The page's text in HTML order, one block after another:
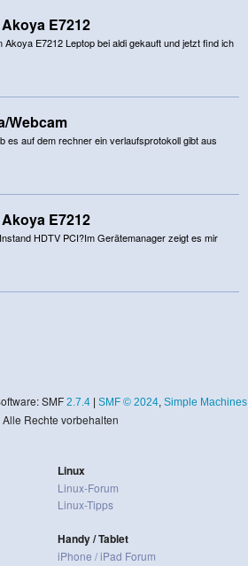
E7212
E7212 Leptop bei aldi gekauft und jetzt find ich
Webcam
es auf dem rechner ein verlaufsprotokoll gibt aus
E7212
HDTV PCI?Im Gerätemanager zeigt es mir
SMF 2.7.4| SMF © 2024, Simple Machines
Rechte vorbehalten
Linux
Linux-Forum
Linux-Tipps
Handy / Tablet
iPhone / iPad Forum